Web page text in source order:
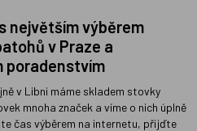
největším výběrem
v Praze a
poradenstvím
v Libni máme skladem stovky
mnoha značek a víme o nich úplně
čas výběrem na internetu, přijďte